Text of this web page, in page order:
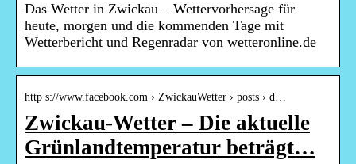
Das Wetter in Zwickau – Wettervorhersage für
heute, morgen und die kommenden Tage mit
Wetterbericht und Regenradar von wetteronline.de
http s://www.facebook.com › ZwickauWetter › posts › d…
Zwickau-Wetter – Die aktuelle
Grünlandtemperatur beträgt…